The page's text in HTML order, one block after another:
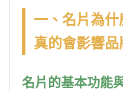
一、名片為
真的會影響品
名片的基本功能